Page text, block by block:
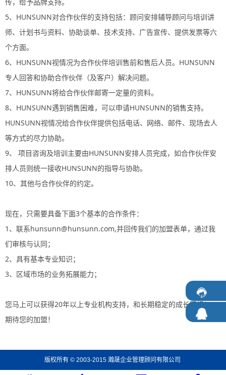
5、HUNSUNN对合作伙伴的支持包括：顾问安排辅导顾问与培训讲
师、计划书与资料、协助谈单、技术支持、广告宣传、提供发票等六
个方面。
6、HUNSUNN视情况为合作伙伴培训售前和售后人员。HUNSUNN
专人回答和协助合作伙伴（及客户）解决问题。
7、HUNSUNN将给合作伙伴邮寄一定量的资料。
8、HUNSUNN遇到销售困难，可以申请HUNSUNN的销售支持。
HUNSUNN视情况给合作伙伴提供包括电话、网络、邮件、现场去人
等方式的尽力协助。
9、 项目咨询及培训主要由HUNSUNN安排人员完成，如合作伙伴安
排人员则统一接收HUNSUNN的指导与协助。
10、其他与合作伙伴的约定。
现在，只需要具备下面3个基本的合作条件：
1、联系hunsunn@hunsunn.com,并回传我们的加盟表单，通过我
们审核与认同；
2、具有基本专业知识；
3、区域市场的业务拓展能力；
您马上可以获得20年以上专业机构支持，和长期稳定的成长回报！
期待您的加盟！
版权所有 © 2003-2015 瀚晟企业管理顾问有限公司